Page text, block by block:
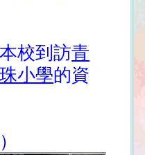
本校到訪青
小學的資
）